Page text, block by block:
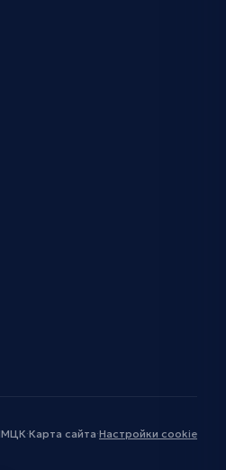
·Карта сайта·Настройки cookie